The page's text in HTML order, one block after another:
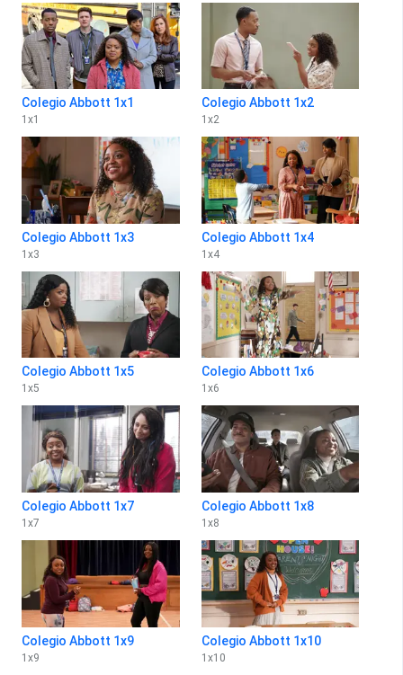
Colegio Abbott 1x1
1 x1
Colegio Abbott 1x2
1 x2
Colegio Abbott 1x3
1 x3
Colegio Abbott 1x4
1 x4
Colegio Abbott 1x5
1 x5
Colegio Abbott 1x6
1 x6
Colegio Abbott 1x7
1 x7
Colegio Abbott 1x8
1 x8
Colegio Abbott 1x9
1 x9
Colegio Abbott 1x10
1 x10